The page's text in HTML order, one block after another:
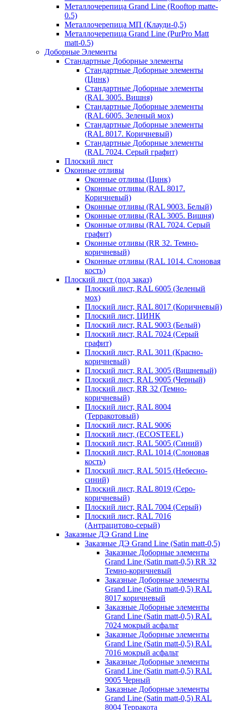
Металлочерепица Grand Line (Rooftop matte-
0.5)
Металлочерепица МП (Клауди-0,5)
Металлочерепица Grand Line (PurPro Matt
matt-0.5)
Доборные Элементы
Стандартные Доборные элементы
Стандартные Доборные элементы
(Цинк)
Стандартные Доборные элементы
(RAL 3005. Вишня)
Стандартные Доборные элементы
(RAL 6005. Зеленый мох)
Стандартные Доборные элементы
(RAL 8017. Коричневый)
Стандартные Доборные элементы
(RAL 7024. Серый графит)
Плоский лист
Оконные отливы
Оконные отливы (Цинк)
Оконные отливы (RAL 8017.
Коричневый)
Оконные отливы (RAL 9003. Белый)
Оконные отливы (RAL 3005. Вишня)
Оконные отливы (RAL 7024. Серый
графит)
Оконные отливы (RR 32. Темно-
коричневый)
Оконные отливы (RAL 1014. Слоновая
кость)
Плоский лист (под заказ)
Плоский лист, RAL 6005 (Зеленый
мох)
Плоский лист, RAL 8017 (Коричневый)
Плоский лист, ЦИНК
Плоский лист, RAL 9003 (Белый)
Плоский лист, RAL 7024 (Серый
графит)
Плоский лист, RAL 3011 (Красно-
коричневый)
Плоский лист, RAL 3005 (Вишневый)
Плоский лист, RAL 9005 (Черный)
Плоский лист, RR 32 (Темно-
коричневый)
Плоский лист, RAL 8004
(Терракотовый)
Плоский лист, RAL 9006
Плоский лист, (ECOSTEEL)
Плоский лист, RAL 5005 (Синий)
Плоский лист, RAL 1014 (Слоновая
кость)
Плоский лист, RAL 5015 (Небесно-
синий)
Плоский лист, RAL 8019 (Серо-
коричневый)
Плоский лист, RAL 7004 (Серый)
Плоский лист, RAL 7016
(Антрацитово-серый)
Заказные ДЭ Grand Line
Заказные ДЭ Grand Line (Satin matt-0,5)
Заказные Доборные элементы
Grand Line (Satin matt-0,5) RR 32
Темно-коричневый
Заказные Доборные элементы
Grand Line (Satin matt-0,5) RAL
8017 коричневый
Заказные Доборные элементы
Grand Line (Satin matt-0,5) RAL
7024 мокрый асфальт
Заказные Доборные элементы
Grand Line (Satin matt-0,5) RAL
7016 мокрый асфальт
Заказные Доборные элементы
Grand Line (Satin matt-0,5) RAL
9005 Черный
Заказные Доборные элементы
Grand Line (Satin matt-0,5) RAL
8004 Терракота